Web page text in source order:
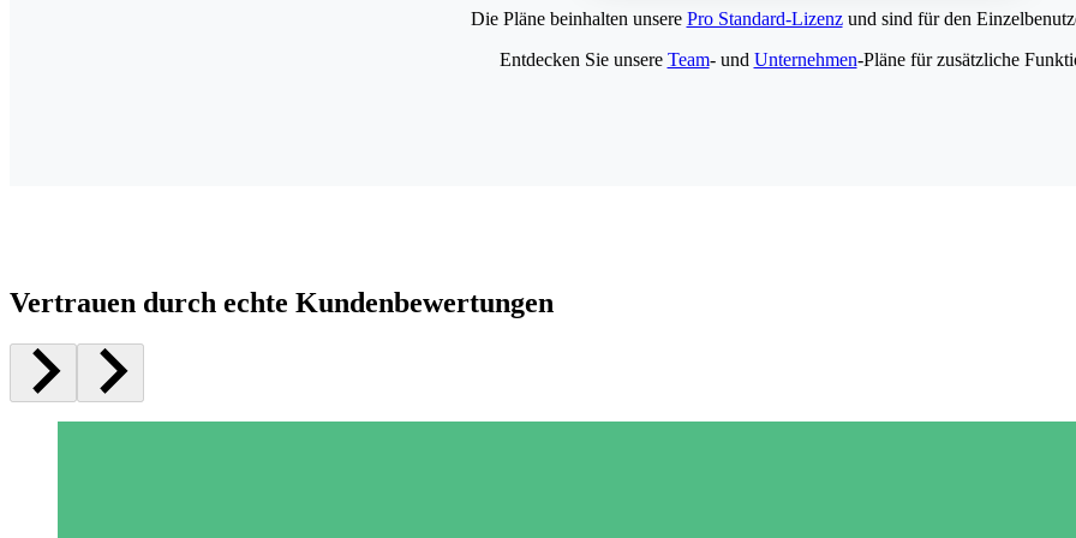
Die Pläne beinhalten unsere Pro Standard-Lizenzund sind für den
Entdecken Sie unsere Team- und Unternehmen-Pläne für zusätzliche
Vertrauen durch echte Kundenbewertungen